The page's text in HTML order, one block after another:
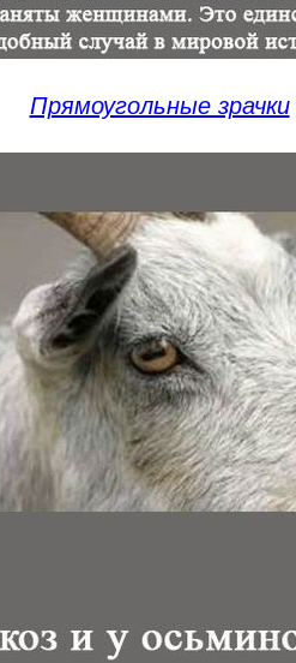
Прямоугольные зрачки